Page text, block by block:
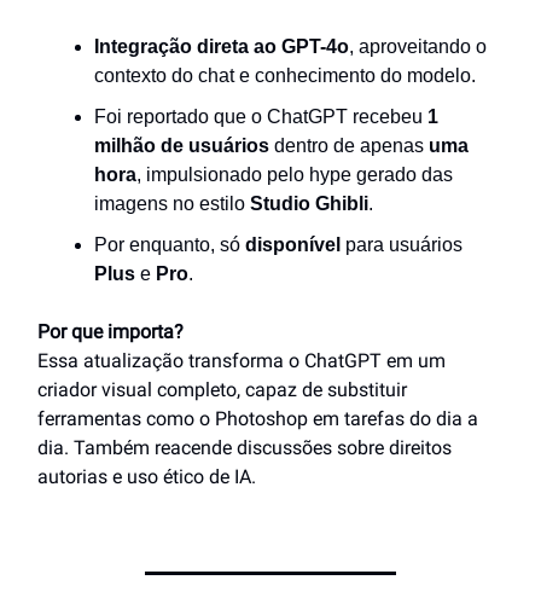
Integração direta ao GPT-4o, aproveitando o
contexto do chat e conhecimento do modelo.
Foi reportado que o ChatGPT recebeu 1
milhão de usuários dentro de apenas uma
hora, impulsionado pelo hype gerado das
imagens no estilo Studio Ghibli.
Por enquanto, só disponível para usuários
Plus e Pro.
Por que importa?
Essa atualização transforma o ChatGPT em um
criador visual completo, capaz de substituir
ferramentas como o Photoshop em tarefas do dia a
dia. Também reacende discussões sobre direitos
autorias e uso ético de IA.